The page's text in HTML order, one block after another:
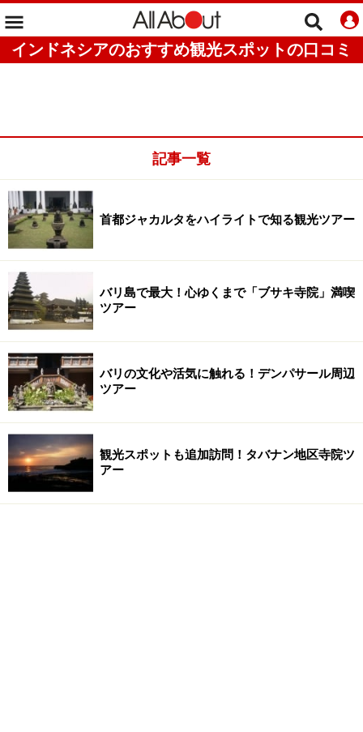
インドネシアのおすすめ観光スポットの口コミ
記事一覧
首都ジャカルタをハイライトで知る観光ツアー
バリ島で最大！心ゆくまで「ブサキ寺院」満喫
ツアー
バリの文化や活気に触れる！デンパサール周辺
ツアー
観光スポットも追加訪問！タバナン地区寺院ツ
アー